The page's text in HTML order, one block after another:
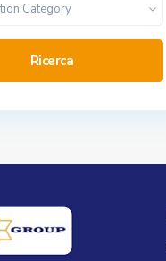
Category
Ricerca